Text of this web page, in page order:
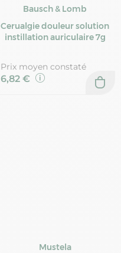
Bausch & Lomb
Cerualgie douleur solution
instillation auriculaire 7g
Prix moyen constaté
6,82 €
Mustela